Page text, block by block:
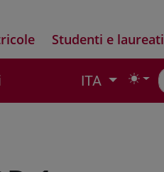
Studenti e laureati
ITA